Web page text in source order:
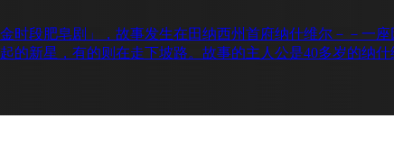
段肥皂剧」，故事发生在田纳西州首府纳什维尔－－一座
的新星，有的则在走下坡路。故事的主人公是40多岁的纳什